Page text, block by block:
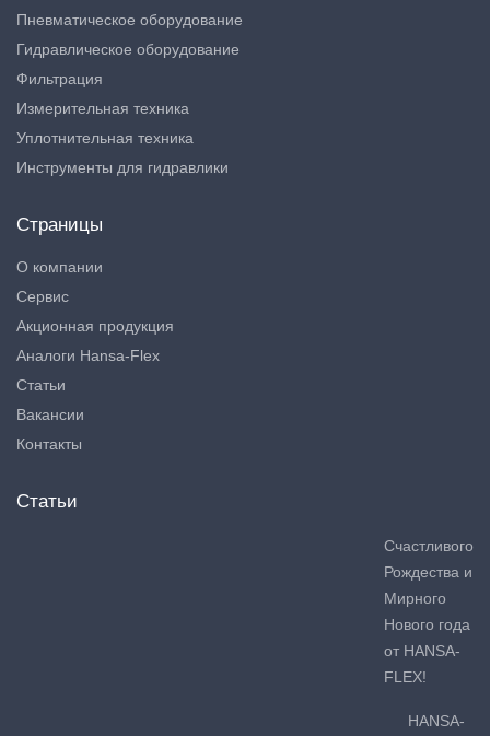
Пневматическое оборудование
Гидравлическое оборудование
Фильтрация
Измерительная техника
Уплотнительная техника
Инструменты для гидравлики
Страницы
О компании
Сервис
Акционная продукция
Аналоги Hansa-Flex
Статьи
Вакансии
Контакты
Статьи
Счастливого
Рождества и
Мирного
Нового года
от HANSA-
FLEX!
HANSA-